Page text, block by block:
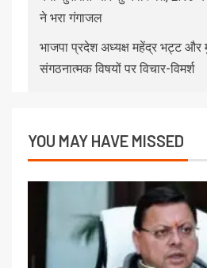
ने भरा गंगाजल
भाजपा प्रदेश अध्यक्ष महेंद्र भट्ट और
संगठनात्मक विषयों पर विचार-विमर्श
YOU MAY HAVE MISSED